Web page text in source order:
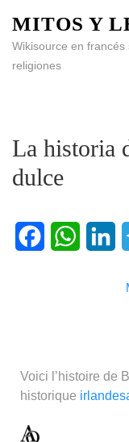
MITOS Y
Wikisource en
religiones
La historia
dulce
Voici l’histoire de
historique